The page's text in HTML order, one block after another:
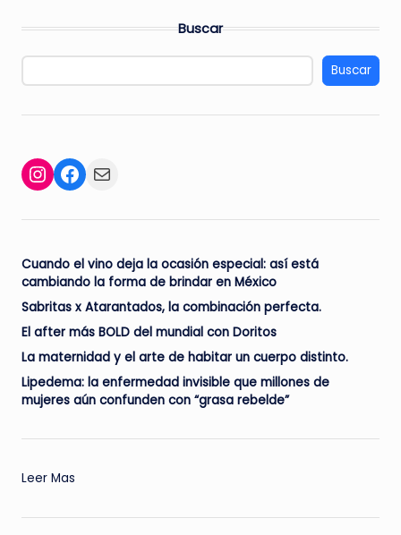
Buscar
Buscar
Instagram
Facebook
Mail
Cuando el vino deja la ocasión especial: así está
cambiando la forma de brindar en México
Sabritas x Atarantados, la combinación perfecta.
El after más BOLD del mundial con Doritos
La maternidad y el arte de habitar un cuerpo distinto.
Lipedema: la enfermedad invisible que millones de
mujeres aún confunden con “grasa rebelde”
Leer Mas
experiencia